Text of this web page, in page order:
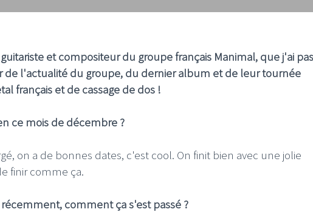
et compositeur du groupe français Manimal, que j'ai
de l'actualité du groupe, du dernier album et de leur tournée
français et de cassage de dos !
ce mois de décembre ?
on a de bonnes dates, c'est cool. On finit bien avec une jolie
finir comme ça.
récemment, comment ça s'est passé ?